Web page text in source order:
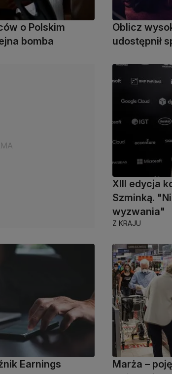
o Polskim
bomba
Oblicz
udostępnił
XIII edycja
Szminką.
wyzwania"
Z KRAJU
Earnings
Marża –